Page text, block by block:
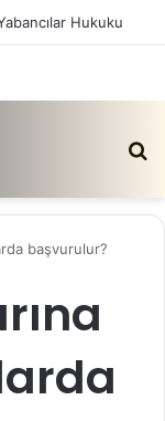
Hukuku
başvurulur?